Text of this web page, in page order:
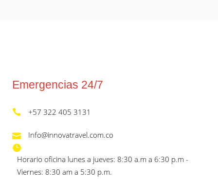
Emergencias 24/7
+57 322 405 3131
Info@innovatravel.com.co
Horario oficina lunes a jueves: 8:30 a.m a 6:30 p.m -
Viernes: 8:30 am a 5:30 p.m.